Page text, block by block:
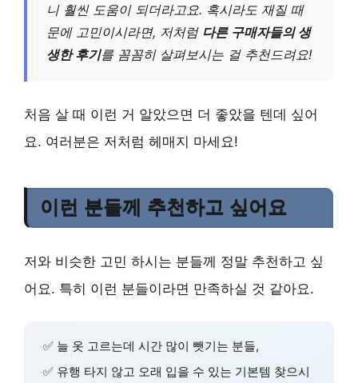
니 훨씬 도움이 되더라고요. 혹시라도 재질 때
문에 고민이시라면, 저처럼 다른 구매자들의 생
생한 후기를 꼼꼼히 살펴보시는 걸 추천드려요!
처음 살 때 이런 거 알았으면 더 좋았을 텐데 싶어
요. 여러분은 저처럼 헤매지 마세요!
이런 분들께 추천하고 싶어요
저와 비슷한 고민 하시는 분들께 정말 추천하고 싶
어요. 특히 이런 분들이라면 만족하실 것 같아요.
✅ 늘 옷 고르는데 시간 많이 뺏기는 분들,
✅ 유행 타지 않고 오래 입을 수 있는 기본템 찾으시